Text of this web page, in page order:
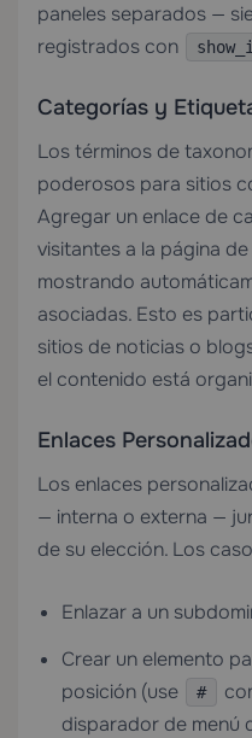
paneles separados —
registrados con
Categorías y
Los términos de
poderosos para sitios
Agregar un enlace de
visitantes a la página
mostrando
asociadas. Esto es
sitios de noticias o
el contenido está
Enlaces
Los enlaces
— interna o externa —
de su elección. Los
Enlazar a un
Crear un elemento
posición (use
#
disparador de menú